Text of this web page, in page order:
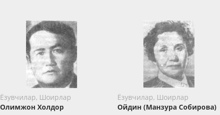
Ёзувчилар, Шоирлар
Олимжон Холдор
Ёзувчилар, Шоирлар
Ойдин (Манзура Собирова)